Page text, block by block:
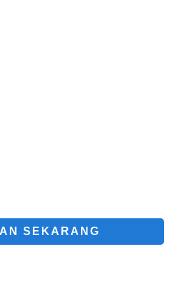
SEKARANG